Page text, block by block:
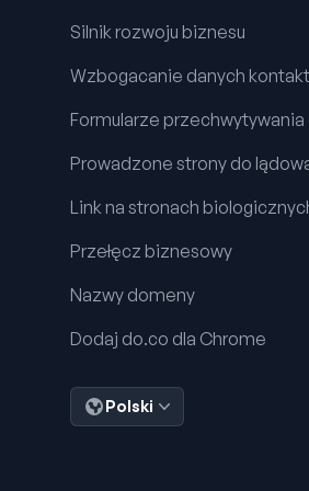
Silnik rozwoju biznesu
Wzbogacanie danych
Formularze przechwytywania
Prowadzone strony do
Link na stronach
Przełęcz biznesowy
Nazwy domeny
Dodaj do.co dla Chrome
Polski